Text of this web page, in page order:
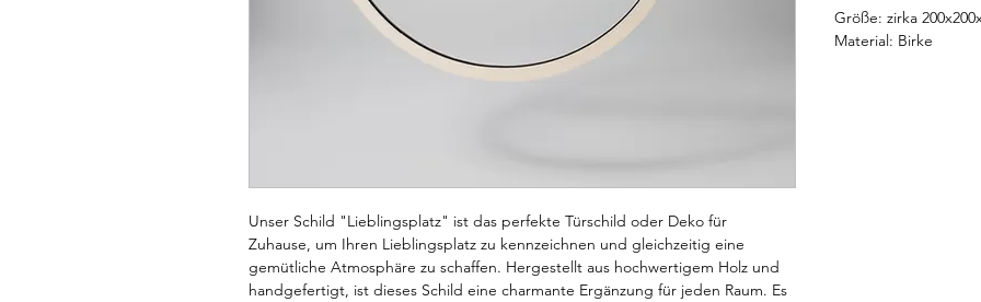
Unser Schild "Lieblingsplatz" ist das perfekte Türschild oder Deko für
Zuhause, um Ihren Lieblingsplatz zu kennzeichnen und gleichzeitig eine
gemütliche Atmosphäre zu schaffen. Hergestellt aus hochwertigem Holz und
handgefertigt, ist dieses Schild eine charmante Ergänzung für jeden Raum. Es
Größe: zirka
Material: Birke